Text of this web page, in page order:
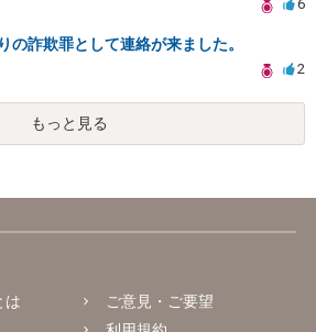
6
の詐欺罪として連絡が来ました。
2
もっと見る
は
ご意見・ご要望